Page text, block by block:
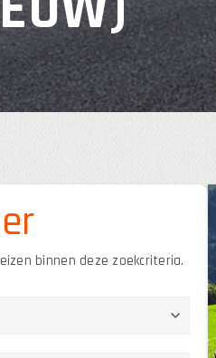
binnen deze zoekcriteria.